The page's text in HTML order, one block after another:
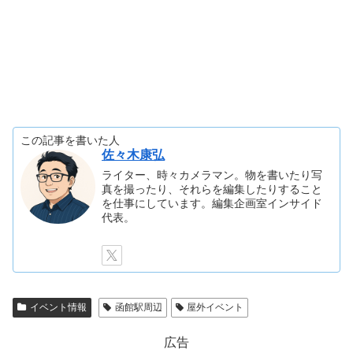
この記事を書いた人
佐々木康弘
ライター、時々カメラマン。物を書いたり写
真を撮ったり、それらを編集したりすること
を仕事にしています。編集企画室インサイド
代表。
イベント情報 函館駅周辺 屋外イベント
広告